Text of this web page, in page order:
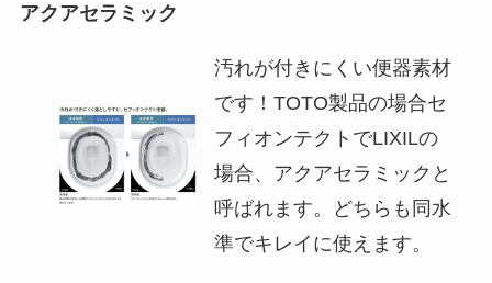
アクアセラミック
汚れが付きにくい便器素材
です！TOTO製品の場合セ
フィオンテクトでLIXILの
場合、アクアセラミックと
呼ばれます。どちらも同水
準でキレイに使えます。